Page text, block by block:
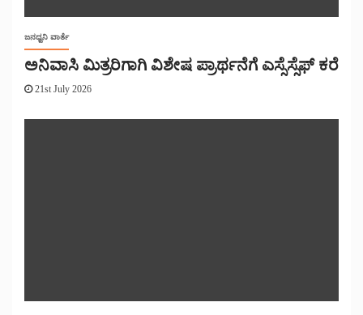
ಜನಧ್ವನಿ ವಾರ್ತೆ
ಅನಿವಾಸಿ ಮಿತ್ರರಿಗಾಗಿ ವಿಶೇಷ ಪ್ರಾರ್ಥನೆಗೆ ಎಸ್ಸೆಸ್ಸೆಫ್ ಕರೆ
21st July 2026